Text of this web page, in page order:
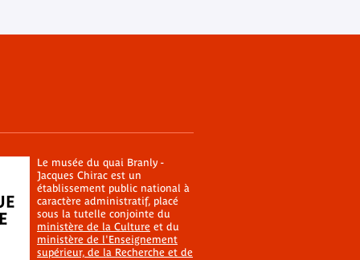
Le musée du quai Branly -
Jacques Chirac est un
établissement public national à
caractère administratif, placé
sous la tutelle conjointe du
ministère de la Culture et du
ministère de l'Enseignement
supérieur, de la Recherche et de